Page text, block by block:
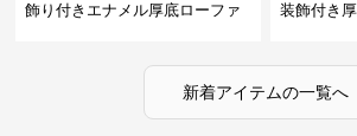
飾り付きエナメル厚底ローファ
装飾付き
新着アイテムの一覧へ